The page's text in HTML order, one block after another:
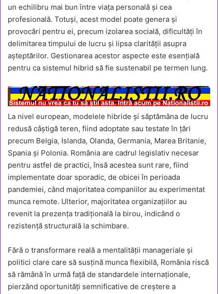
un echilibru mai bun între viața personală și cea
profesională. Totuși, acest model poate genera și
provocări pentru ei, precum izolarea socială, dificultăți în
delimitarea timpului de lucru și lipsa clarității asupra
așteptărilor. Gestionarea acestor aspecte este esențială
pentru ca sistemul hibrid să fie sustenabil pe termen lung.
La nivel european, modelele hibride și săptămâna de lucru
redusă câștigă teren, fiind adoptate sau testate în țări
precum Belgia, Islanda, Olanda, Germania, Marea Britanie,
Spania și Polonia. România are cadrul legislativ necesar
pentru astfel de practici, însă acestea sunt rare, fiind
implementate doar sporadic, de obicei în perioada
pandemiei, când majoritatea companiilor au experimentat
munca remote. Ulterior, majoritatea organizațiilor au
revenit la prezența tradițională la birou, indicând o
rezistență structurală la schimbare.
Fără o transformare reală a mentalității manageriale și
politici clare care să susțină munca flexibilă, România riscă
să rămână în urmă față de standardele internaționale,
pierzând oportunități semnificative de creștere a